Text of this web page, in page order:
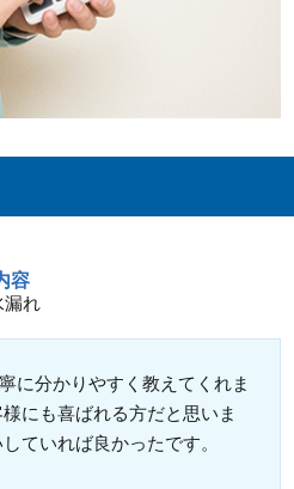
容
漏れ
に分かりやすく教えてくれま
にも喜ばれる方だと思いま
ていれば良かったです。